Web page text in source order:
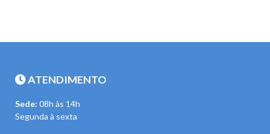
ATENDIMENTO
Sede: 08h às 14h
Segunda à sexta